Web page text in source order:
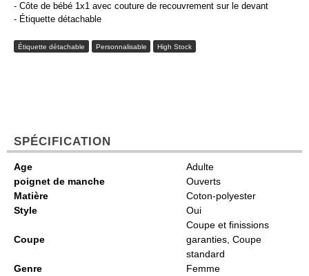
- Côte de bébé 1x1 avec couture de recouvrement sur le devant
- Étiquette détachable
Étiquette détachable Personnalisable High Stock
SPÉCIFICATION
Age
Adulte
poignet de manche
Ouverts
Matière
Coton-polyester
Style
Oui
Coupe
Coupe et finissions
garanties, Coupe
standard
Genre
Femme